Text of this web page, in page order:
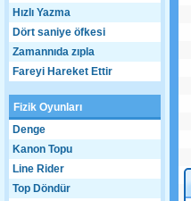
Hızlı Yazma
Dört saniye öfkesi
Zamannıda zıpla
Fareyi Hareket Ettir
Fizik Oyunları
Denge
Kanon Topu
Line Rider
Top Döndür